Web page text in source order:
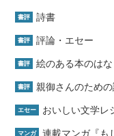
書評 詩書
書評 評論・エセー
書評 絵のある本のはな
書評 親御さんのため
エセー おいしい文学
マンガ 連載マンガ『も